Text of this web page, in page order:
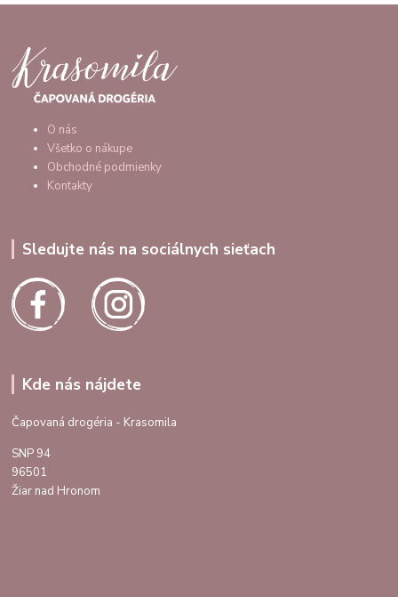
O nás
Všetko o nákupe
Obchodné podmienky
Kontakty
Sledujte nás na sociálnych sieťach
Kde nás nájdete
Čapovaná drogéria - Krasomila
SNP 94
96501
Žiar nad Hronom